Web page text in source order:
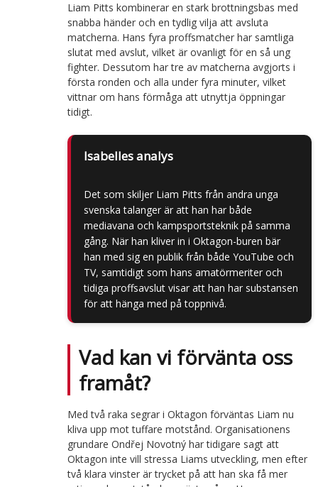
Liam Pitts kombinerar en stark brottningsbas med
snabba händer och en tydlig vilja att avsluta
matcherna. Hans fyra proffsmatcher har samtliga
slutat med avslut, vilket är ovanligt för en så ung
fighter. Dessutom har tre av matcherna avgjorts i
första ronden och alla under fyra minuter, vilket
vittnar om hans förmåga att utnyttja öppningar
tidigt.
Isabelles analys
Det som skiljer Liam Pitts från andra unga
svenska talanger är att han har både
mediavana och kampsportsteknik på samma
gång. När han kliver in i Oktagon-buren bär
han med sig en publik från både YouTube och
TV, samtidigt som hans amatörmeriter och
tidiga proffsavslut visar att han har substansen
för att hänga med på toppnivå.
Vad kan vi förvänta oss
framåt?
Med två raka segrar i Oktagon förväntas Liam nu
kliva upp mot tuffare motstånd. Organisationens
grundare Ondřej Novotný har tidigare sagt att
Oktagon inte vill stressa Liams utveckling, men efter
två klara vinster är trycket på att han ska få mer